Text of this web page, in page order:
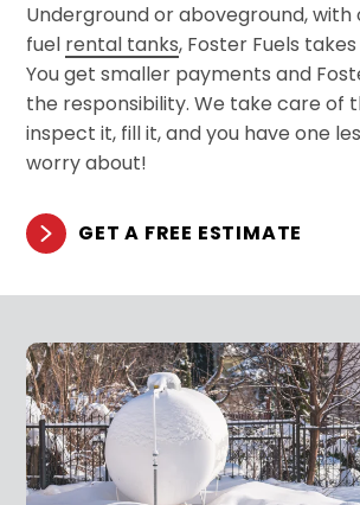
Underground or aboveground,
fuel rental tanks, Foster Fuels
You get smaller payments and
the responsibility. We take care of
inspect it, fill it, and you have one
worry about!
GET A FREE ESTIMATE